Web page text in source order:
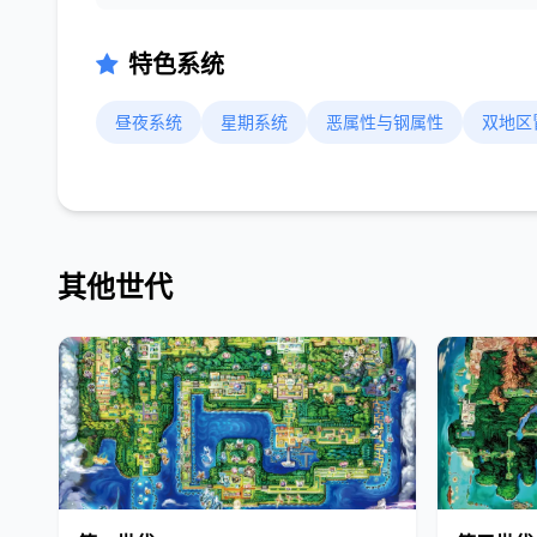
特色系统
昼夜系统 星期系统 恶属性与钢属性 双地区
其他世代